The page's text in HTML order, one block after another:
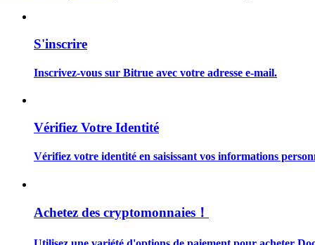
Information
Analyse de mégadonnées, y compris des informations
S'inscrire
Inscrivez-vous sur Bitrue avec votre adresse e-mail.
Vérifiez Votre Identité
Vérifiez votre identité en saisissant vos informations
Achetez des cryptomonnaies！